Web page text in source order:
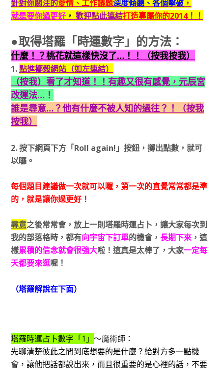
針對你關注的愛情、工作議題深度傾聽、各個擊破，
就是要你過更好， 歡迎點此連結打造專屬你的2014！！
●取得塔羅「時運數字」的方法：
什麼！？桃花就這樣快沒了…！！（按我按我）
1.點進擲骰網站（如左連結）
（按我）看了才知道！！有趣又很有感覺，元辰宮
改運法…！
誰是尋意…？他有什麼不被人知的過往？！（按我
按我）
2. 按下網頁下方「Roll again!」 按鈕，擲出點數，就可
以囉。
每個題目建議做一次就可以囉，第一次的直覺常常都是準
的，就是讓你過更好！
尋意之後常常會，放上一則塔羅時運占卜，讓大家每次到
我的部落格時，都有向宇宙下訂單的機會， 長期下來，這
樣累積的信念就會很強大啦！這真是太棒了， 大家一定每
天都要來逛喔！
（塔羅解說在下面）
塔羅時運占卜數字「1」 ～魔術師：
先聊清楚彼此之間到底想要的是什麼？給對方多一點機
會，讓他把話都說出來，而且很重要的是心裡的話，不要